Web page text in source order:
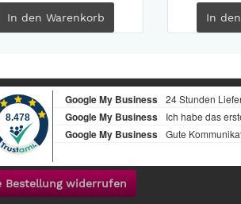
In den Warenkorb In den
Bestellung widerrufen